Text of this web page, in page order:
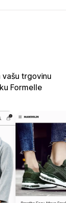
trgovinu
Formelle